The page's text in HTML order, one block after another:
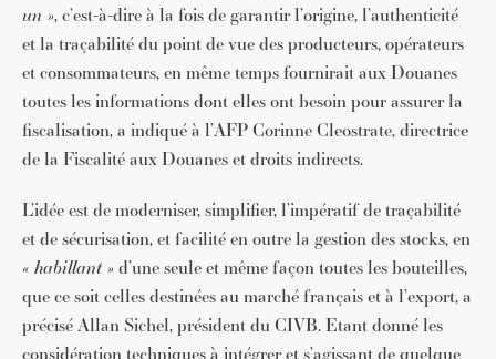
un », c’est-à-dire à la fois de garantir l’origine, l’authenticité
et la traçabilité du point de vue des producteurs, opérateurs
et consommateurs, en même temps fournirait aux Douanes
toutes les informations dont elles ont besoin pour assurer la
fiscalisation, a indiqué à l’AFP Corinne Cleostrate, directrice
de la Fiscalité aux Douanes et droits indirects.
L’idée est de moderniser, simplifier, l’impératif de traçabilité
et de sécurisation, et facilité en outre la gestion des stocks, en
« habillant » d’une seule et même façon toutes les bouteilles,
que ce soit celles destinées au marché français et à l’export, a
précisé Allan Sichel, président du CIVB. Etant donné les